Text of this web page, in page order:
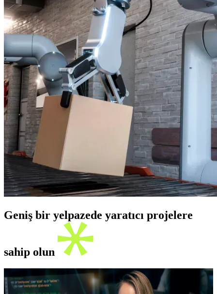
Geniş bir yelpazede yaratıcı projelere
sahip olun